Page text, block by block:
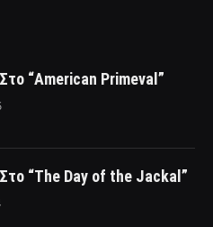
“American Primeval”
“The Day of the Jackal”